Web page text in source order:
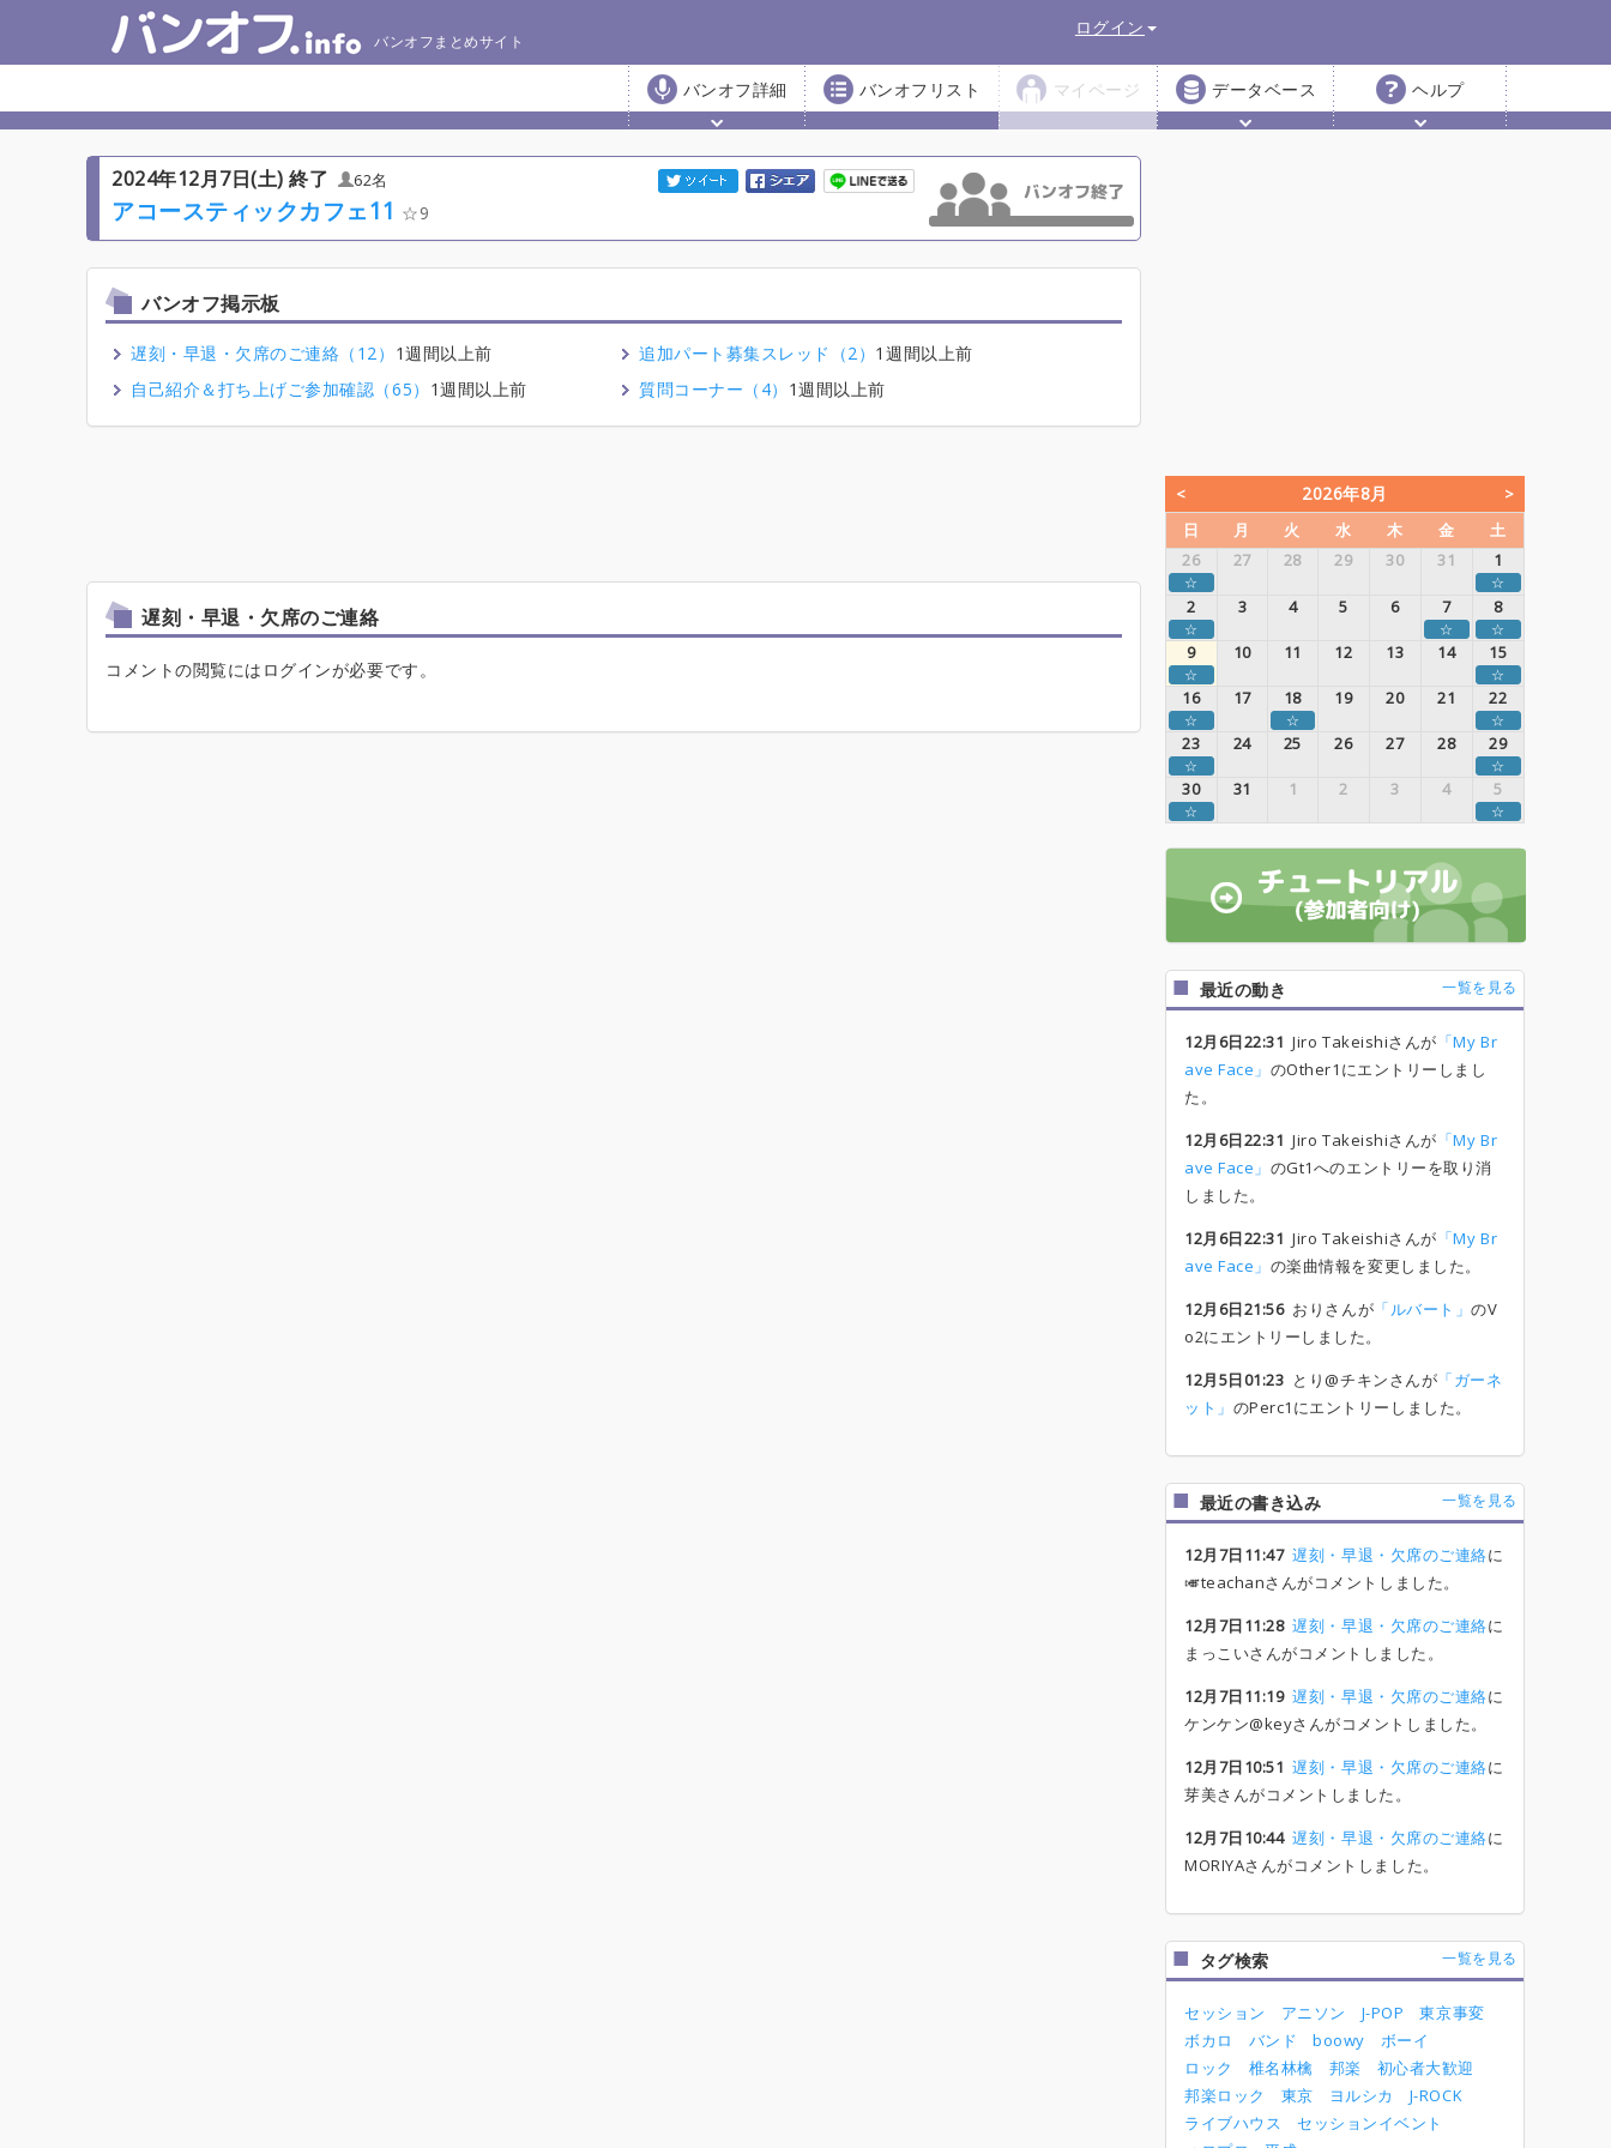
バンオフまとめサイト
ログイン
バンオフ詳細 バンオフリスト マイページ データベース ヘルプ
2024年12月7日(土) 終了 62名
アコースティックカフェ11 9
バンオフ掲示板
遅刻・早退・欠席のご連絡（12） 1週間以上前 追加パート募集スレッド（2） 1週間以上前
自己紹介＆打ち上げご参加確認（65） 1週間以上前 質問コーナー（4） 1週間以上前
遅刻・早退・欠席のご連絡
コメントの閲覧にはログインが必要です。
2026年8月
日 月 火 水 木 金
土
26
27 28 29 30 31 1
☆ ☆
2 3 4 5 6 7 8
☆ ☆ ☆
9 10 11 12 13 14 15
☆ ☆
16 17 18 19 20 21 22
☆ ☆ ☆
23 24 25 26 27 28 29
☆ ☆
30 31 1 2 3 4 5
☆ ☆
最近の動き 一覧を見る
12月6日22:31 Jiro Takeishiさんが 「My Br
ave Face」 のOther1にエントリーしまし
た。
12月6日22:31 Jiro Takeishiさんが 「My Br
ave Face」 のGt1へのエントリーを取り消
しました。
12月6日22:31 Jiro Takeishiさんが 「My Br
ave Face」 の楽曲情報を変更しました。
12月6日21:56おりさんが 「ルバート」のV
o2にエントリーしました。
12月5日01:23 とり@チキンさんが 「ガーネ
ット」 のPerc1にエントリーしました。
最近の書き込み 一覧を見る
12月7日11:47 遅刻・早退・欠席のご連絡に
🎺teachanさんがコメントしました。
12月7日11:28 遅刻・早退・欠席のご連絡に
まっこいさんがコメントしました。
12月7日11:19 遅刻・早退・欠席のご連絡に
ケンケン@keyさんがコメントしました。
12月7日10:51 遅刻・早退・欠席のご連絡に
芽美さんがコメントしました。
12月7日10:44 遅刻・早退・欠席のご連絡に
MORIYAさんがコメントしました。
タグ検索 一覧を見る
セッション アニソン J-POP
東京事変
ボカロ
バンド boowy
ボーイ
ロック
椎名林檎 邦楽
初心者大歓迎
邦楽ロック
東京 ヨルシカ
J-ROCK
ライブハウス
セッションイベント